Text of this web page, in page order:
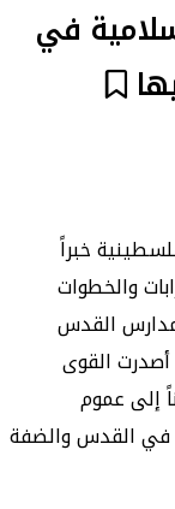
في
خبراً
والخطوات
القدس
أصدرت القوى
إلى عموم
في القدس والضفة